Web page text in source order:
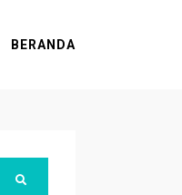
BERANDA